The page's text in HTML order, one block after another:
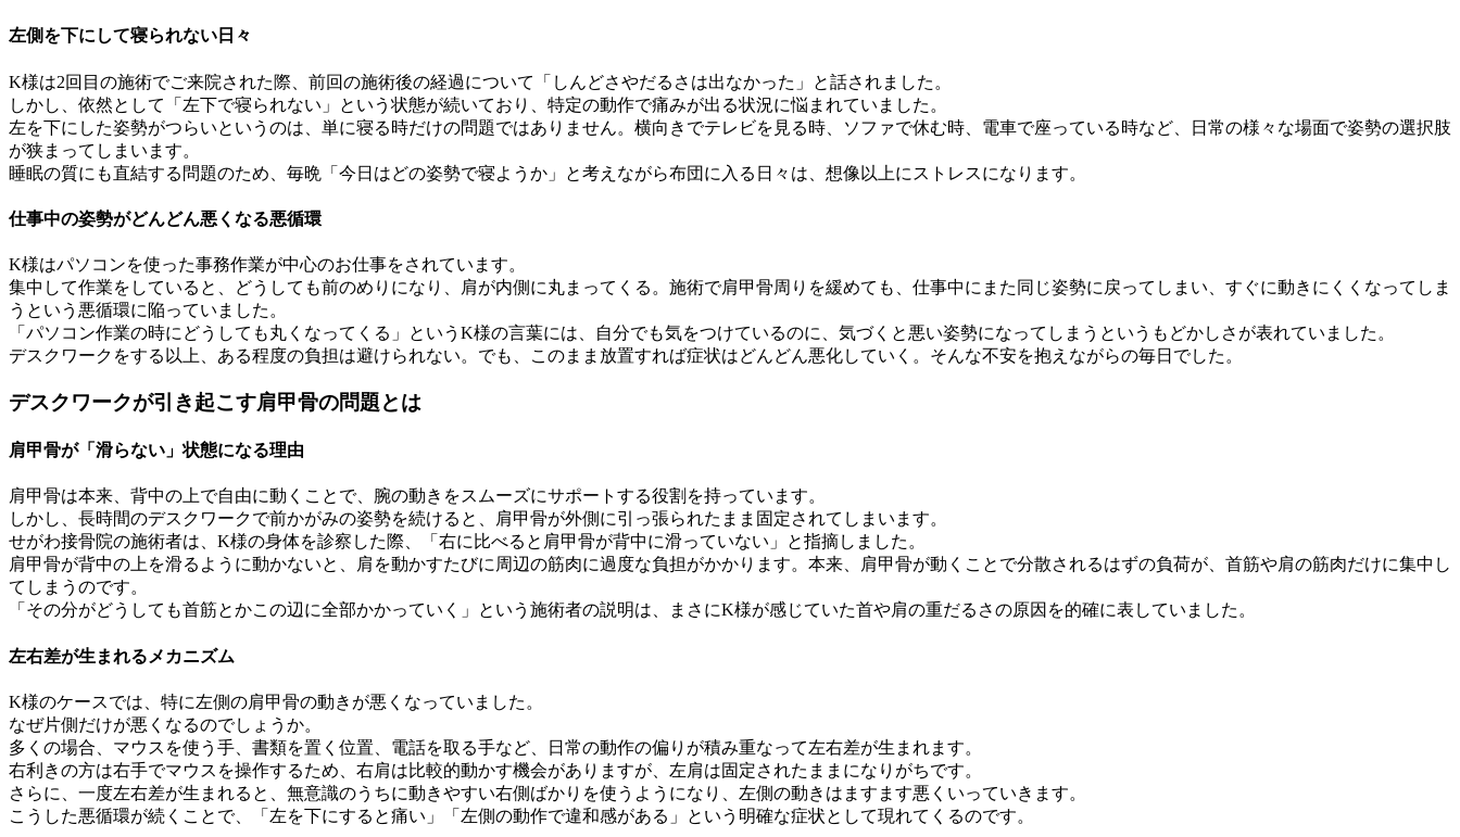
左側を下にして寝られない日々
K様は2回目の施術でご来院された際、前回の施術後の経過について「しんどさやだるさは出なかった」と話されました。
しかし、依然として「左下で寝られない」という状態が続いており、特定の動作で痛みが出る状況に悩まれていました。
左を下にした姿勢がつらいというのは、単に寝る時だけの問題ではありません。横向きでテレビを見る時、ソファで休む時、電車で座っている時など、日常の様々な場面で姿勢の選択肢
が狭まってしまいます。
睡眠の質にも直結する問題のため、毎晩「今日はどの姿勢で寝ようか」と考えながら布団に入る日々は、想像以上にストレスになります。
仕事中の姿勢がどんどん悪くなる悪循環
K様はパソコンを使った事務作業が中心のお仕事をされています。
集中して作業をしていると、どうしても前のめりになり、肩が内側に丸まってくる。施術で肩甲骨周りを緩めても、仕事中にまた同じ姿勢に戻ってしまい、すぐに動きにくくなってしま
うという悪循環に陥っていました。
「パソコン作業の時にどうしても丸くなってくる」というK様の言葉には、自分でも気をつけているのに、気づくと悪い姿勢になってしまうというもどかしさが表れていました。
デスクワークをする以上、ある程度の負担は避けられない。でも、このまま放置すれば症状はどんどん悪化していく。そんな不安を抱えながらの毎日でした。
デスクワークが引き起こす肩甲骨の問題とは
肩甲骨が「滑らない」状態になる理由
肩甲骨は本来、背中の上で自由に動くことで、腕の動きをスムーズにサポートする役割を持っています。
しかし、長時間のデスクワークで前かがみの姿勢を続けると、肩甲骨が外側に引っ張られたまま固定されてしまいます。
せがわ接骨院の施術者は、K様の身体を診察した際、「右に比べると肩甲骨が背中に滑っていない」と指摘しました。
肩甲骨が背中の上を滑るように動かないと、肩を動かすたびに周辺の筋肉に過度な負担がかかります。本来、肩甲骨が動くことで分散されるはずの負荷が、首筋や肩の筋肉だけに集中し
てしまうのです。
「その分がどうしても首筋とかこの辺に全部かかっていく」という施術者の説明は、まさにK様が感じていた首や肩の重だるさの原因を的確に表していました。
左右差が生まれるメカニズム
K様のケースでは、特に左側の肩甲骨の動きが悪くなっていました。
なぜ片側だけが悪くなるのでしょうか。
多くの場合、マウスを使う手、書類を置く位置、電話を取る手など、日常の動作の偏りが積み重なって左右差が生まれます。
右利きの方は右手でマウスを操作するため、右肩は比較的動かす機会がありますが、左肩は固定されたままになりがちです。
さらに、一度左右差が生まれると、無意識のうちに動きやすい右側ばかりを使うようになり、左側の動きはますます悪くいっていきます。
こうした悪循環が続くことで、「左を下にすると痛い」「左側の動作で違和感がある」という明確な症状として現れてくるのです。